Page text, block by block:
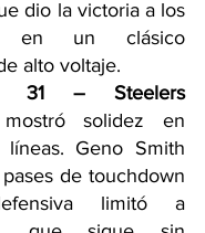
dio la victoria a los
en un clásico
alto voltaje.
31 – Steelers
solidez en
líneas. Geno Smith
de touchdown
limitó a